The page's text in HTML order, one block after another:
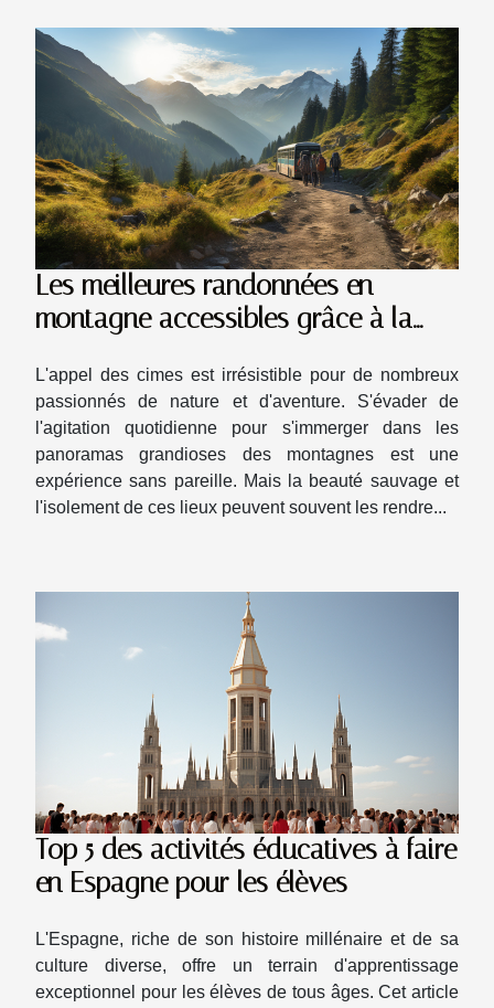
Les meilleures randonnées en
montagne accessibles grâce à la
L'appel des cimes est irrésistible pour de nombreux
passionnés de nature et d'aventure. S'évader de
l'agitation quotidienne pour s'immerger dans les
panoramas grandioses des montagnes est une
expérience sans pareille. Mais la beauté sauvage et
l'isolement de ces lieux peuvent souvent les rendre...
Top 5 des activités éducatives à faire
en Espagne pour les élèves
L'Espagne, riche de son histoire millénaire et de sa
culture diverse, offre un terrain d'apprentissage
exceptionnel pour les élèves de tous âges. Cet article